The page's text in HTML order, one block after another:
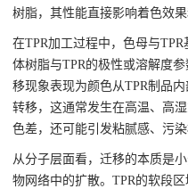
树脂，其性能直接影响着色效果
在TPR加工过程中，色母与
体树脂与TPR的极性或溶解度
移现象表现为颜色从TPR制品
转移，这通常发生在高温、高
色差，还可能引发粘腻感、污
从分子层面看，迁移的本质是
物网络中的扩散。TPR的软段